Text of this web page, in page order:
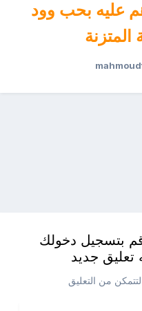
عليه بحب وود
المتزنة
بتسجيل دخولك
جديد
من التعليق